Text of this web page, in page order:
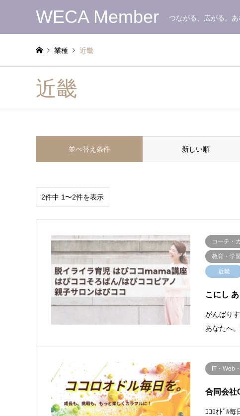
WECA Member つながる、広がる。あ
業種 近畿
近畿
並べ替え条件 新しい順
2件中 1〜2件を表示
コーチ・
教育・学
近畿
こにし
がんばり
あなたへ
IT・Web
合同会社
ｺｺﾛｵﾄﾞﾙ